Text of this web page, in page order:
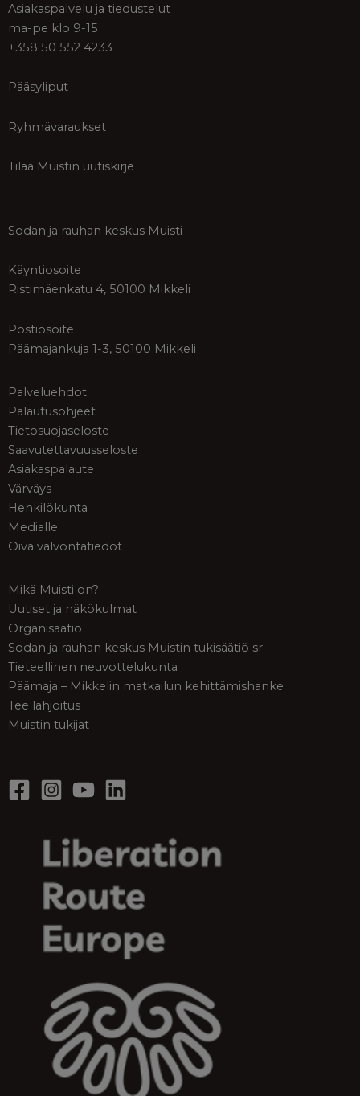
Asiakaspalvelu ja tiedustelut
ma-pe klo 9-15
+358 50 552 4233
Pääsyliput
Ryhmävaraukset
Tilaa Muistin uutiskirje
Sodan ja rauhan keskus Muisti
Käyntiosoite
Ristimäenkatu 4, 50100 Mikkeli
Postiosoite
Päämajankuja 1-3, 50100 Mikkeli
Palveluehdot
Palautusohjeet
Tietosuojaseloste
Saavutettavuusseloste
Asiakaspalaute
Värväys
Henkilökunta
Medialle
Oiva valvontatiedot
Mikä Muisti on?
Uutiset ja näkökulmat
Organisaatio
Sodan ja rauhan keskus Muistin tukisäätiö sr
Tieteellinen neuvottelukunta
Päämaja – Mikkelin matkailun kehittämishanke
Tee lahjoitus
Muistin tukijat